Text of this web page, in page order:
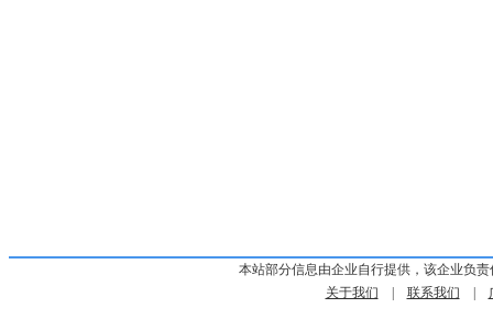
本站部分信息由企业自行提供，该企业负
关于我们
联系我们